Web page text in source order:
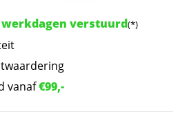
werkdagen verstuurd(*)
vanaf€99,-